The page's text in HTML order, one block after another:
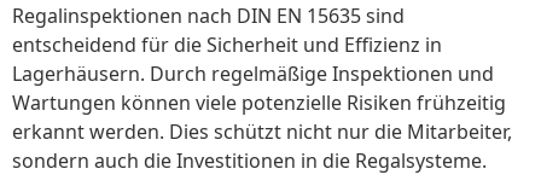
Regalinspektionen nach DIN EN 15635 sind
entscheidend für die Sicherheit und Effizienz in
Lagerhäusern. Durch regelmäßige Inspektionen und
Wartungen können viele potenzielle Risiken frühzeitig
erkannt werden. Dies schützt nicht nur die Mitarbeiter,
sondern auch die Investitionen in die Regalsysteme.